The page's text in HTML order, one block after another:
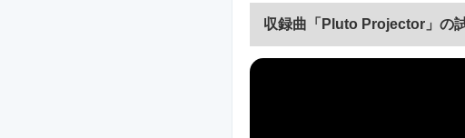
収録曲「Pluto Projector」の